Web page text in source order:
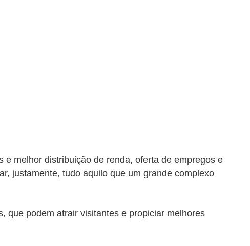
melhor distribuição de renda, oferta de empregos e
justamente, tudo aquilo que um grande complexo
que podem atrair visitantes e propiciar melhores